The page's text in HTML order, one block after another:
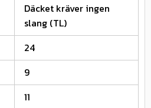
Däcket kräver ingen
slang (TL)
24
9
11